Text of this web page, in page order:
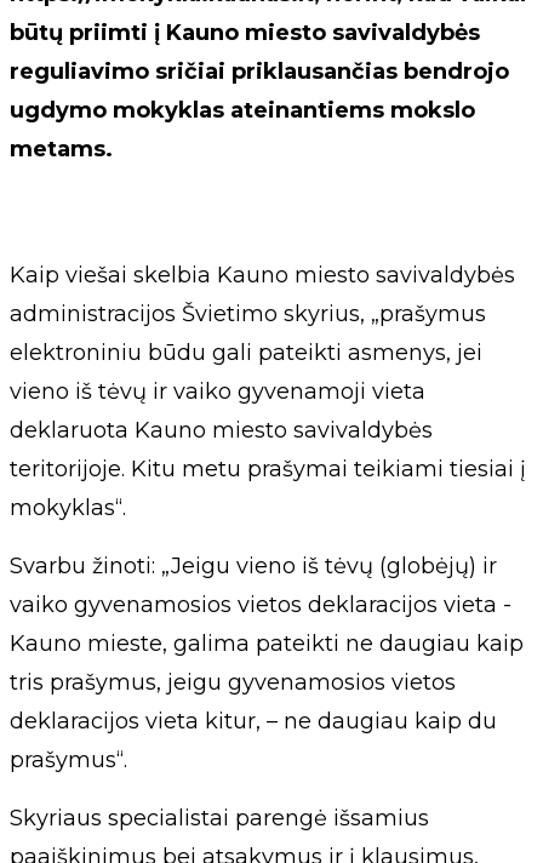
būtų priimti į Kauno miesto savivaldybės
reguliavimo sričiai priklausančias bendrojo
ugdymo mokyklas ateinantiems mokslo
metams.
Kaip viešai skelbia Kauno miesto savivaldybės
administracijos Švietimo skyrius, „prašymus
elektroniniu būdu gali pateikti asmenys, jei
vieno iš tėvų ir vaiko gyvenamoji vieta
deklaruota Kauno miesto savivaldybės
teritorijoje. Kitu metu prašymai teikiami tiesiai į
mokyklas“.
Svarbu žinoti: „Jeigu vieno iš tėvų (globėjų) ir
vaiko gyvenamosios vietos deklaracijos vieta -
Kauno mieste, galima pateikti ne daugiau kaip
tris prašymus, jeigu gyvenamosios vietos
deklaracijos vieta kitur, – ne daugiau kaip du
prašymus“.
Skyriaus specialistai parengė išsamius
paaiškinimus bei atsakymus ir į klausimus,